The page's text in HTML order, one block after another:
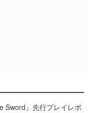
Sword』先行プレイレポ